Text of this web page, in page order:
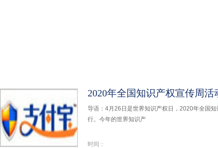
2020年全国知识产权宣传周活
导语：4月26日是世界知识产权日，2020年全国
行。今年的世界知识产
时间：